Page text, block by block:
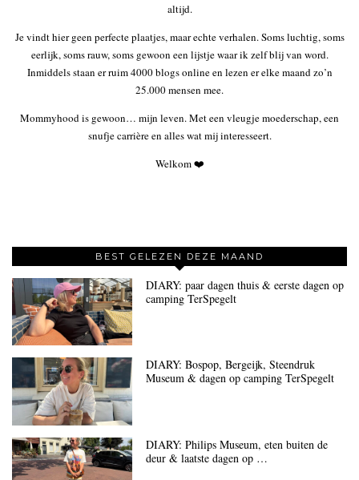
altijd.
Je vindt hier geen perfecte plaatjes, maar echte verhalen. Soms luchtig, soms
eerlijk, soms rauw, soms gewoon een lijstje waar ik zelf blij van word.
Inmiddels staan er ruim 4000 blogs online en lezen er elke maand zo’n
25.000 mensen mee.
Mommyhood is gewoon… mijn leven. Met een vleugje moederschap, een
snufje carrière en alles wat mij interesseert.
Welkom ❤️
BEST GELEZEN DEZE MAAND
DIARY: paar dagen thuis & eerste dagen op
camping TerSpegelt
DIARY: Bospop, Bergeijk, Steendruk
Museum & dagen op camping TerSpegelt
DIARY: Philips Museum, eten buiten de
deur & laatste dagen op …